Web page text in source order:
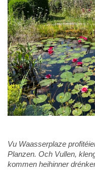
Vu Waasserplaze
Planzen. Och Vullen,
kommen heihinner